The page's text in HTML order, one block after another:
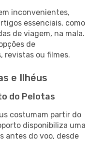
inconvenientes,
essenciais, como
de viagem, na mala.
de
revistas ou filmes.
e Ilhéus
do Pelotas
costumam partir do
disponibiliza uma
antes do voo, desde